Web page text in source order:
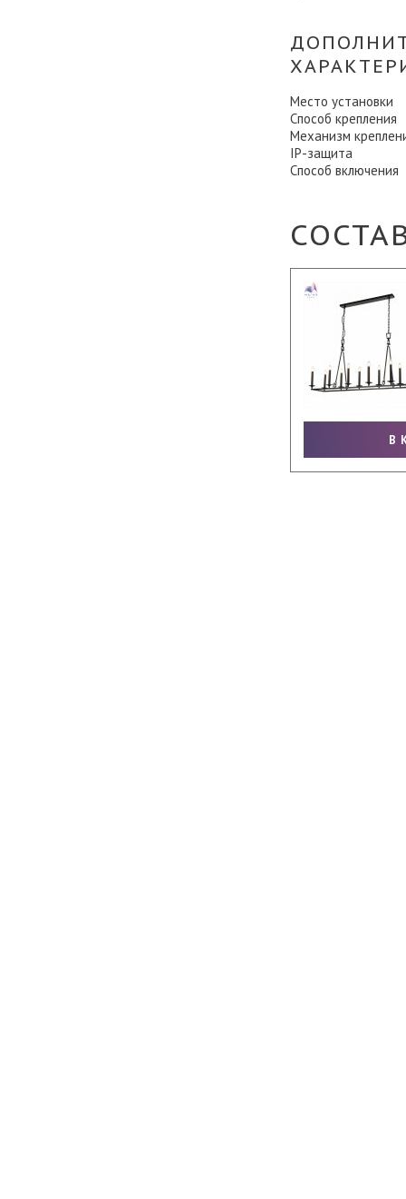
Место установки
Способ крепления
Механизм
IP-защита
Способ включения